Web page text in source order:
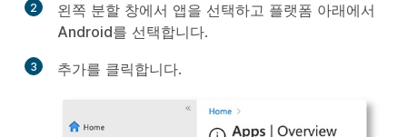
2 왼쪽 분할 창에서 앱을 선택하고 플랫폼 아래에서
Android를 선택합니다.
3 추가를 클릭합니다.